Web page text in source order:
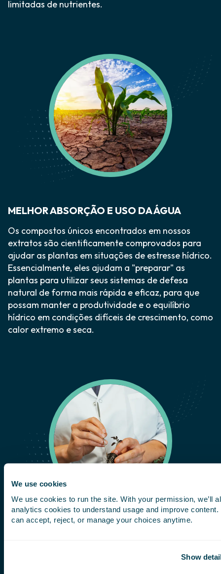
We use cookies
We use cookies to run the site. With your permission, we’ll
analytics cookies to understand usage and improve content.
can accept, reject, or manage your choices anytime.
Show
limitadas de nutrientes.
MELHOR ABSORÇÃO E USO DA ÁGUA
Os compostos únicos encontrados em nossos
extratos são cientificamente comprovados para
ajudar as plantas em situações de estresse hídrico.
Essencialmente, eles ajudam a "preparar" as
plantas para utilizar seus sistemas de defesa
natural de forma mais rápida e eficaz, para que
possam manter a produtividade e o equilíbrio
hídrico em condições difíceis de crescimento, como
calor extremo e seca.